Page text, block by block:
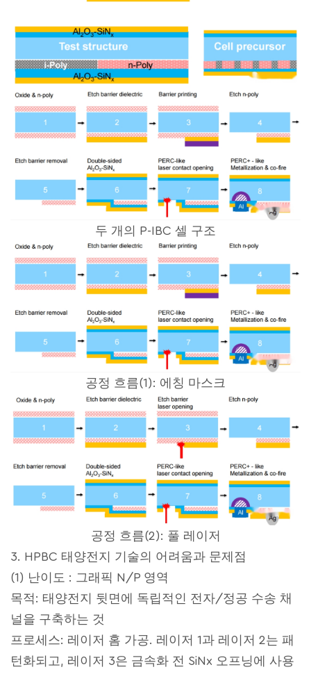
두 개의 P-IBC 셀 구조
공정 흐름(1): 에칭 마스크
공정 흐름(2): 풀 레이저
3. HPBC 태양전지 기술의 어려움과 문제점
(1) 난이도 : 그래픽 N/P 영역
목적: 태양전지 뒷면에 독립적인 전자/정공 수송 채
널을 구축하는 것
프로세스: 레이저 홈 가공. 레이저 1과 레이저 2는 패
턴화되고, 레이저 3은 금속화 전 SiNx 오프닝에 사용